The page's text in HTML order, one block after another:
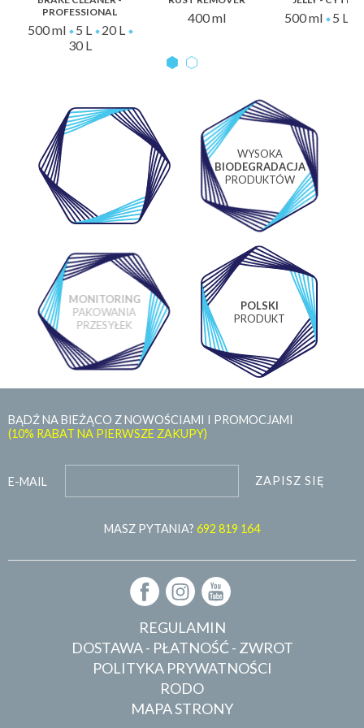
PROFESSIONAL
500 ml 5 L
20 L
30 L
400 ml 500 ml 5 L
WYSOKA
BIODEGRADACJA
PRODUKTÓW
MONITORING
PAKOWANIA
PRZESYŁEK
POLSKI
PRODUKT
BĄDŹ NA BIEŻĄCO Z NOWOŚCIAMI I PROMOCJAMI
(10% RABAT NA PIERWSZE ZAKUPY)
E-MAIL ZAPISZ SIĘ
MASZ PYTANIA? 692 819 164
REGULAMIN
DOSTAWA - PŁATNOŚĆ - ZWROT
POLITYKA PRYWATNOŚCI
RODO
MAPA STRONY